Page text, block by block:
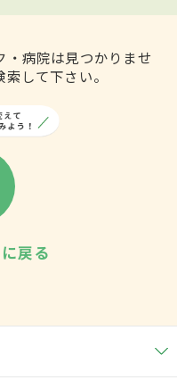
病院は見つかりませ
して下さい。
戻る